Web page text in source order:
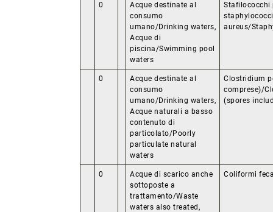
0
Acque destinate al
consumo
umano/Drinking waters,
Acque di
piscina/Swimming pool
waters
Stafilococchi
aureus/
0
Acque destinate al
consumo
umano/Drinking waters,
Acque naturali a basso
contenuto di
particolato/Poorly
particulate natural
waters
Clostridium
comprese)/
(spores
0
Acque di scarico anche
sottoposte a
trattamento/Waste
waters also treated,
Coliformi